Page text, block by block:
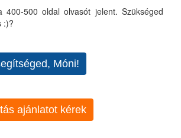
400-500 oldal olvasót jelent. Szükséged
:)?
Móni!
ajánlatot kérek